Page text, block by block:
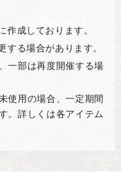
成しております。
る場合があります。
一部は再度開催する場
使用の場合、一定期間
。詳しくは各アイテム